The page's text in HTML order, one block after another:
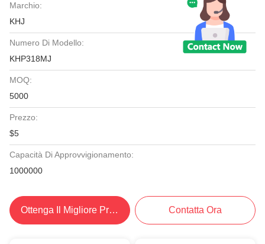
Marchio:
KHJ
Numero Di Modello:
KHP318MJ
MOQ:
5000
Prezzo:
$5
Capacità Di Approvvigionamento:
1000000
Ottenga Il Migliore Prezzo Contatta Ora